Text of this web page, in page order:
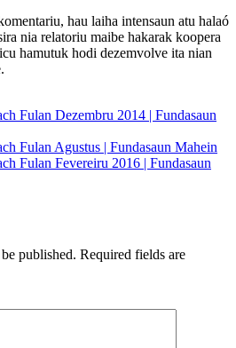
hau laiha intensaun atu halaó
nia relatoriu maibe hakarak koopera
hamutuk hodi dezemvolve ita nian
Fulan Dezembru 2014 | Fundasaun
Fulan Agustus | Fundasaun Mahein
Fulan Fevereiru 2016 | Fundasaun
published. Required fields are